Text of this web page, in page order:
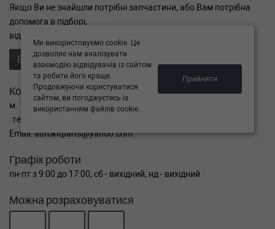
Якщо Ви не знайшли потрібні запчастини, або Вам потрібна
допомога в підборі,
відправте нам запит - ми Вам допоможемо
Відправити запит продавцю
Контакти
м. Тернопіль вул. Микулинецька 106а
тел. +38(099)650-59-19
Email. autokitparts@yahoo.com
Графік роботи
пн-пт з 9:00 до 17:00, сб - вихідний, нд - вихідний
Можна розраховуватися
Ми використовуємо cookie. Це
дозволяє нам аналізувати
взаємодію відвідувачів із сайтом
та робити його краще.
Продовжуючи користуватися
сайтом, ви погоджуєтесь із
використанням файлів cookie.
Прийняти